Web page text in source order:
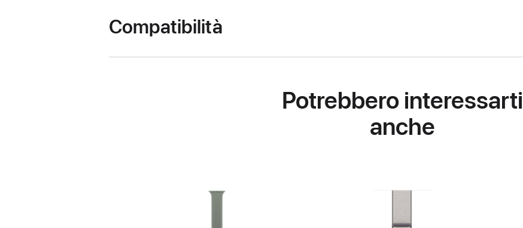
Compatibilità
Potrebbero interessarti
anche